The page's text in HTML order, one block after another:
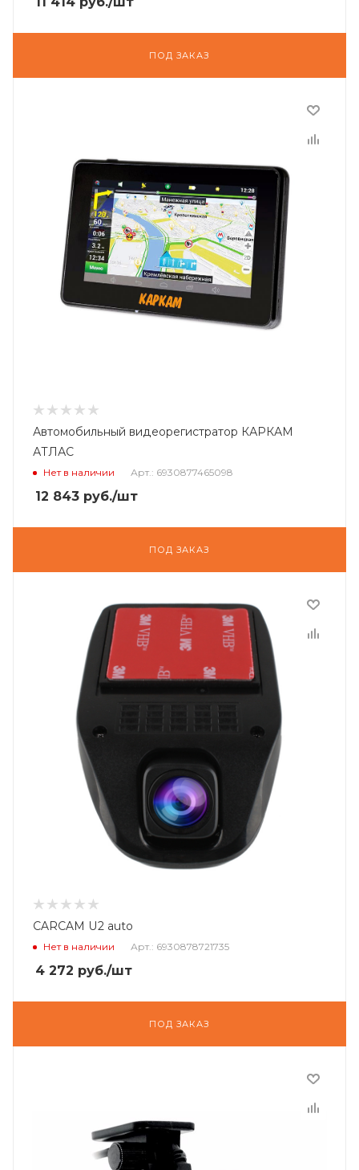
ПОД ЗАКАЗ
Автомобильный видеорегистратор КАРКАМ
АТЛАС
Нет в наличии Арт.: 6930877465098
12 843 руб./шт
ПОД ЗАКАЗ
CARCAM U2 auto
Нет в наличии Арт.: 6930878721735
4 272 руб./шт
ПОД ЗАКАЗ